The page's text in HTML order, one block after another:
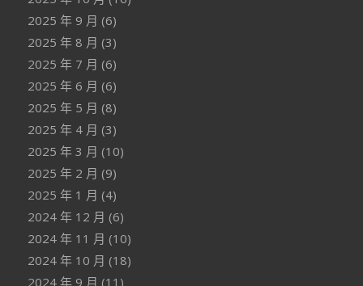
2025 年 9 月 (6)
2025 年 8 月 (3)
2025 年 7 月 (6)
2025 年 6 月 (6)
2025 年 5 月 (8)
2025 年 4 月 (3)
2025 年 3 月 (10)
2025 年 2 月 (9)
2025 年 1 月 (4)
2024 年 12 月 (6)
2024 年 11 月 (10)
2024 年 10 月 (18)
2024 年 9 月 (11)